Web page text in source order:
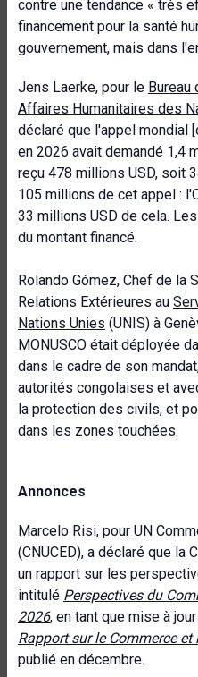
contre une tendance « très
financement pour la santé
gouvernement, mais dans
Jens Laerke, pour le Bureau
Affaires Humanitaires des
déclaré que l'appel mondial
en 2026 avait demandé 1,4
reçu 478 millions USD, soit
105 millions de cet appel :
33 millions USD de cela.
du montant financé.
Rolando Gómez, Chef de la
Relations Extérieures au
Nations Unies (UNIS) à
MONUSCO était déployée
dans le cadre de son
autorités congolaises et
la protection des civils, et
dans les zones touchées.
Annonces
Marcelo Risi, pour UN
(CNUCED), a déclaré que la
un rapport sur les
intitulé Perspectives du
2026, en tant que mise à
Rapport sur le Commerce
publié en décembre.